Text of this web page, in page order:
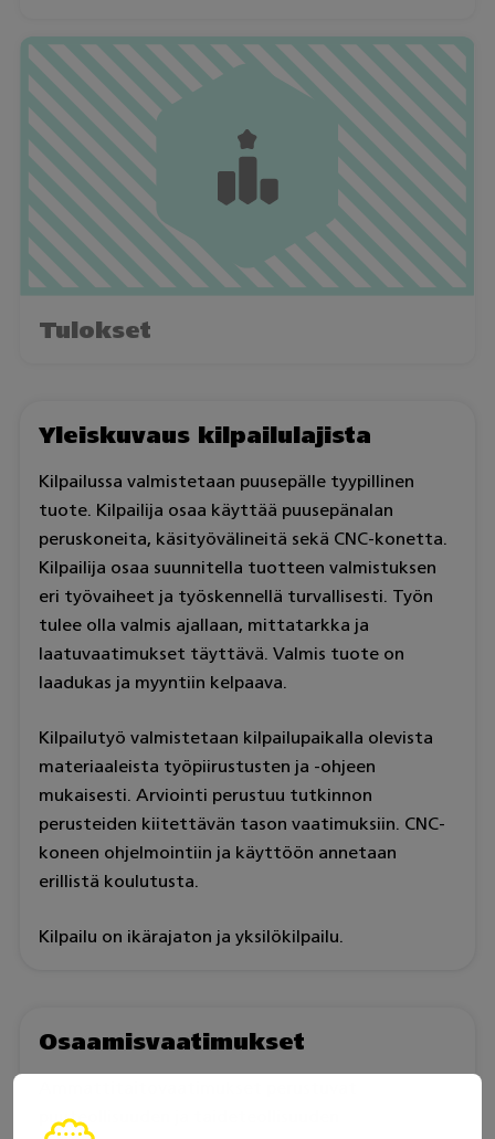
Tulokset
Yleiskuvaus kilpailulajista
Kilpailussa valmistetaan puusepälle tyypillinen
tuote. Kilpailija osaa käyttää puusepänalan
peruskoneita, käsityövälineitä sekä CNC-konetta.
Kilpailija osaa suunnitella tuotteen valmistuksen
eri työvaiheet ja työskennellä turvallisesti. Työn
tulee olla valmis ajallaan, mittatarkka ja
laatuvaatimukset täyttävä. Valmis tuote on
laadukas ja myyntiin kelpaava.
Kilpailutyö valmistetaan kilpailupaikalla olevista
materiaaleista työpiirustusten ja -ohjeen
mukaisesti. Arviointi perustuu tutkinnon
perusteiden kiitettävän tason vaatimuksiin. CNC-
koneen ohjelmointiin ja käyttöön annetaan
erillistä koulutusta.
Kilpailu on ikärajaton ja yksilökilpailu.
Osaamisvaatimukset
puuteollisuuden ja taideteollisuuden